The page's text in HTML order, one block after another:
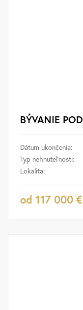
BÝVANIE
Dátum ukončenia:
Typ nehnuteľnosti:
Lokalita:
od 117 000 €